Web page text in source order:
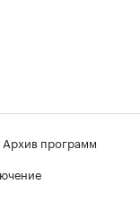
Архив программ